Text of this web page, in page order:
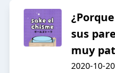
sus
muy
2020-10-20